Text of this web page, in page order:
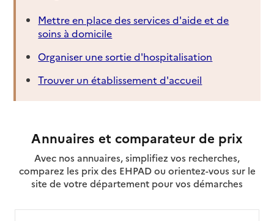
02 52 21 01 19
Contact
Site internet
Rapport HAS
Source des données : Finess n° 490021672
Service autonomie à domicile (aide)
Aliénor by Heurus
Adresse
165 rue de la Barre
49000-Angers
06 38 98 36 40
Mettre en place des services d'aide et de
soins à domicile
Organiser une sortie d'hospitalisation
Trouver un établissement d'accueil
Annuaires et comparateur de prix
Avec nos annuaires, simplifiez vos recherches,
comparez les prix des EHPAD ou orientez-vous sur le
site de votre département pour vos démarches